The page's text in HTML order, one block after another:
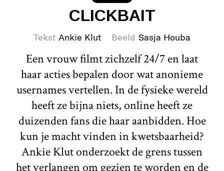
CLICKBAIT
Tekst Ankie Klut Beeld Sasja Houba
Een vrouw filmt zichzelf 24/7 en laat
haar acties bepalen door wat anonieme
usernames vertellen. In de fysieke wereld
heeft ze bijna niets, online heeft ze
duizenden fans die haar aanbidden. Hoe
kun je macht vinden in kwetsbaarheid?
Ankie Klut onderzoekt de grens tussen
het verlangen om gezien te worden en de